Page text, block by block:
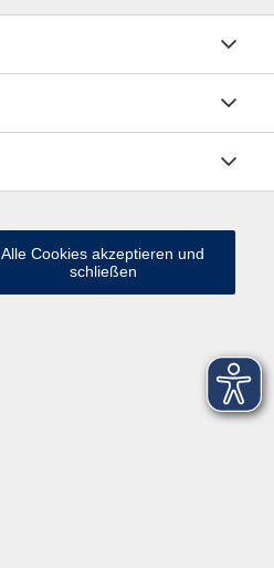
Alle Cookies akzeptieren und
schließen